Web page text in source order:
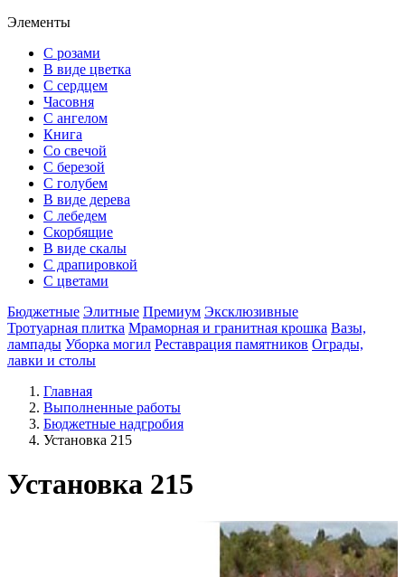
Элементы
С розами
В виде цветка
С сердцем
Часовня
С ангелом
Книга
Со свечой
С березой
С голубем
В виде дерева
С лебедем
Скорбящие
В виде скалы
С драпировкой
С цветами
Бюджетные Элитные Премиум Эксклюзивные
Тротуарная плитка Мраморная и гранитная крошка Вазы,
лампады Уборка могил Реставрация памятников Ограды,
лавки и столы
Главная
Выполненные работы
Бюджетные надгробия
Установка 215
Установка 215